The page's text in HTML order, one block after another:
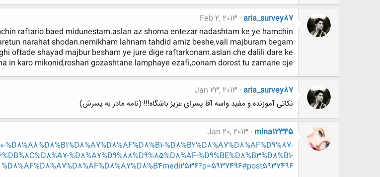
aria_survey87
Feb 2, 2013
raftario baed midunestam.aslan az shoma entezar nadashtam ke ye hamchin
narahat shodan.nemikham lahnam tahdid amiz beshe,vali majburam begam
oftade shayad majbur besham ye jure dige raftarkonam.aslan che dalili dare ke
in karo mikonid,roshan gozashtane lamphaye ezafi,oonam dorost tu zamane oje
aria_survey87
Jan 23, 2013
نکاتی آموزنده و مفید واسه آقا پسرای عزیز باشگاه!!! (نامه مادر به پسرش)
mina12345
Jan 20, 2013
%D8%B2%D8%A7%D8%AF%D9%87-
%D8%A7%D9%88%D9%85%D8%AF-%D9%BE%D8%B3%D8%B1-
%D8%AF%D8%A7%D8%AF%D8%A7%D8%B4medi2536?p=5937496#post5937496